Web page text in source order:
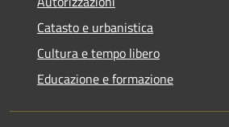
Catasto e urbanistica
Cultura e tempo libero
Educazione e formazione